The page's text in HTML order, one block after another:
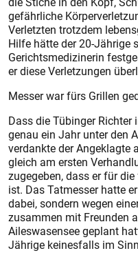
gefährliche
Verletzten trotzdem
Hilfe hätte der 20-Jährige
Gerichtsmedizinerin
er diese Verletzungen
Messer war fürs Grillen
Dass die Tübinger
genau ein Jahr unter den
verdankte der Angeklagte
gleich am ersten
zugegeben, dass er für
ist. Das Tatmesser hatte
dabei, sondern wegen
zusammen mit Freunden
Aileswasensee geplant
Jährige keinesfalls im